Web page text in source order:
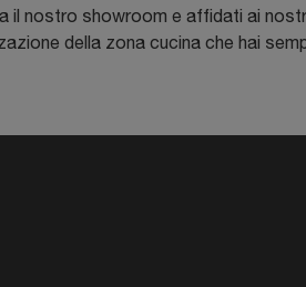
il nostro showroom e affidati ai
della zona cucina che hai